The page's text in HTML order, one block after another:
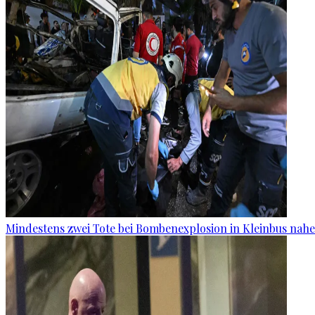
Mindestens zwei Tote bei Bombenexplosion in Kleinbus